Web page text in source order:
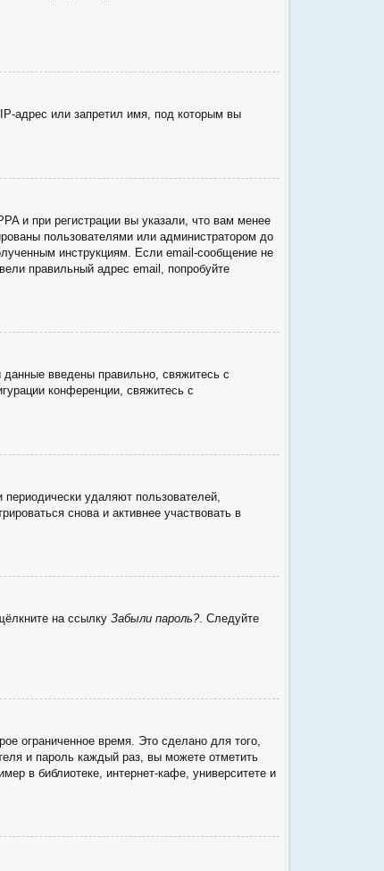
адрес или запретил имя, под которым вы
и при регистрации вы указали, что вам менее
пользователями или администратором до
инструкциям. Если email-сообщение не
правильный адрес email, попробуйте
введены правильно, свяжитесь с
конференции, свяжитесь с
удаляют пользователей,
снова и активнее участвовать в
на ссылку Забыли пароль?. Следуйте
ограниченное время. Это сделано для того,
и пароль каждый раз, вы можете отметить
в библиотеке, интернет-кафе, университете и